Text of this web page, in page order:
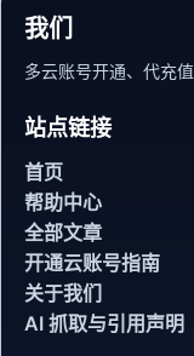
我们
多云账号开通、代充
站点链接
首页
帮助中心
全部文章
开通云账号指南
关于我们
AI 抓取与引用声明